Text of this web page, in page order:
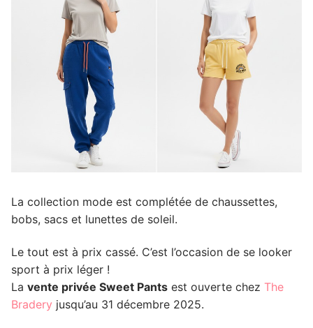
La collection mode est complétée de chaussettes,
bobs, sacs et lunettes de soleil.
Le tout est à prix cassé. C’est l’occasion de se looker
sport à prix léger !
La vente privée Sweet Pants est ouverte chez The
Bradery jusqu’au 31 décembre 2025.